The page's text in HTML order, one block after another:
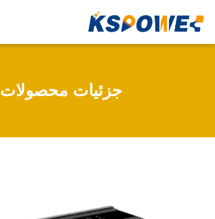
جزئیات محصولات